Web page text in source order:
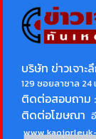
บริษัท ข่าวเจา
129 ซอยลาซาล
ติดต่อสอบถาม :
ติดต่อโฆษณา